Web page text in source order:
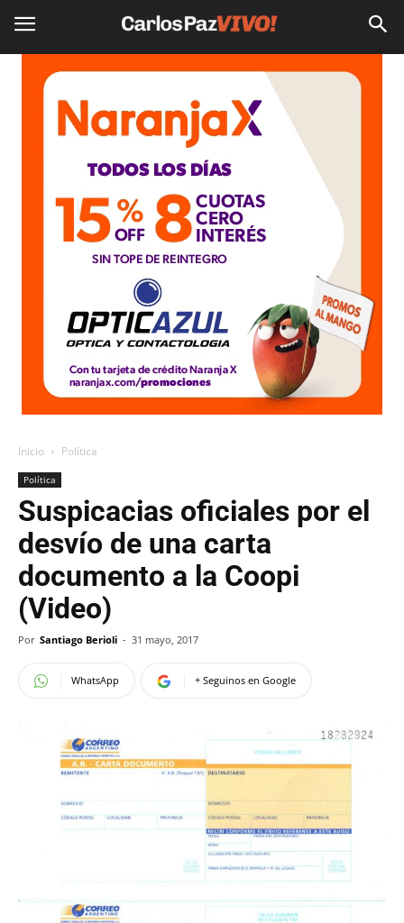
Inicio Política
Política
Suspicacias oficiales por el
desvío de una carta
documento a la Coopi
(Video)
Por Santiago Berioli - 31 mayo, 2017
WhatsApp + Seguinos en Google